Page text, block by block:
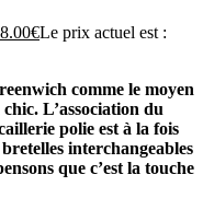
€Le prix actuel est :
comme le moyen
L’association du
polie est à la fois
interchangeables
que c’est la touche